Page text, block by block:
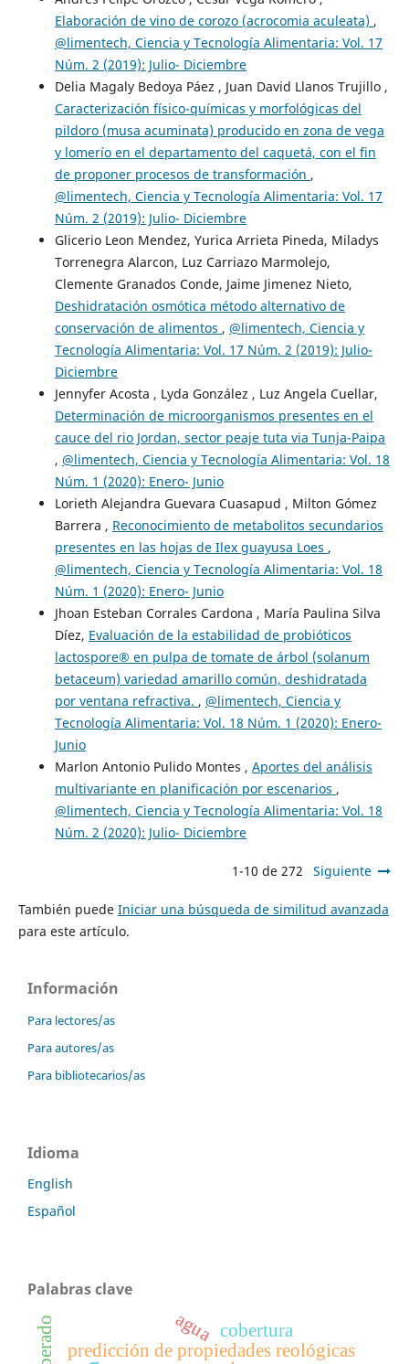
Elaboración de vino de corozo (acrocomia aculeata) ,
@limentech, Ciencia y Tecnología Alimentaria: Vol. 17
Núm. 2 (2019): Julio- Diciembre
Delia Magaly Bedoya Páez , Juan David Llanos Trujillo ,
Caracterización físico-químicas y morfológicas del
pildoro (musa acuminata) producido en zona de vega
y lomerío en el departamento del caquetá, con el fin
de proponer procesos de transformación ,
@limentech, Ciencia y Tecnología Alimentaria: Vol. 17
Núm. 2 (2019): Julio- Diciembre
Glicerio Leon Mendez, Yurica Arrieta Pineda, Miladys
Torrenegra Alarcon, Luz Carriazo Marmolejo,
Clemente Granados Conde, Jaime Jimenez Nieto,
Deshidratación osmótica método alternativo de
conservación de alimentos , @limentech, Ciencia y
Tecnología Alimentaria: Vol. 17 Núm. 2 (2019): Julio-
Diciembre
Jennyfer Acosta , Lyda González , Luz Angela Cuellar,
Determinación de microorganismos presentes en el
cauce del rio Jordan, sector peaje tuta via Tunja-Paipa
, @limentech, Ciencia y Tecnología Alimentaria: Vol. 18
Núm. 1 (2020): Enero- Junio
Lorieth Alejandra Guevara Cuasapud , Milton Gómez
Barrera , Reconocimiento de metabolitos secundarios
presentes en las hojas de Ilex guayusa Loes ,
@limentech, Ciencia y Tecnología Alimentaria: Vol. 18
Núm. 1 (2020): Enero- Junio
Jhoan Esteban Corrales Cardona , María Paulina Silva
Díez, Evaluación de la estabilidad de probióticos
lactospore® en pulpa de tomate de árbol (solanum
betaceum) variedad amarillo común, deshidratada
por ventana refractiva. , @limentech, Ciencia y
Tecnología Alimentaria: Vol. 18 Núm. 1 (2020): Enero-
Junio
Marlon Antonio Pulido Montes , Aportes del análisis
multivariante en planificación por escenarios ,
@limentech, Ciencia y Tecnología Alimentaria: Vol. 18
Núm. 2 (2020): Julio- Diciembre
1-10 de 272 Siguiente
También puede Iniciar una búsqueda de similitud avanzada
para este artículo.
Información
Para lectores/as
Para autores/as
Para bibliotecarios/as
Idioma
English
Español
Palabras clave
predicción de propiedades reológicas
agua cobertura